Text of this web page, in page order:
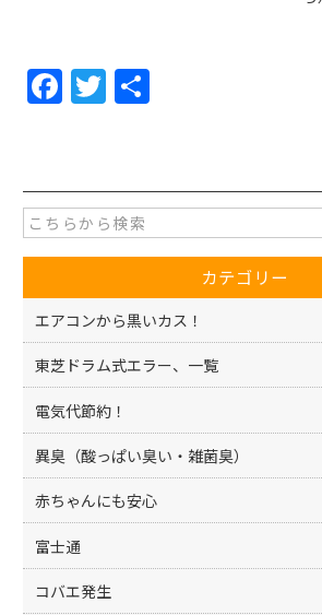
F
a
e
b
o
o
k
T
w
er
カテゴリー
エアコンから黒いカス！
東芝ドラム式エラー、一覧
電気代節約！
異臭（酸っぱい臭い・雑菌臭）
赤ちゃんにも安心
富士通
コバエ発生